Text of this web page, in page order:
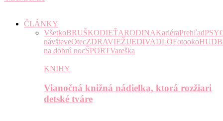
ČLÁNKY
VšetkoBRUŠKODIEŤARODINAKariéraPrehľad
návšteveOtecZDRAVIEŽIJEDIVADLOFotooko
na dobrú nocŠPORTVareška
KNIHY
Vianočná knižná nádielka, ktorá rozžiari
detské tváre